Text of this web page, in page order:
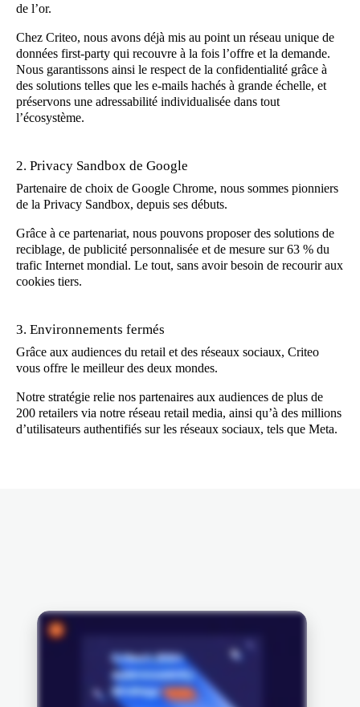
de l’or.
Chez Criteo, nous avons déjà mis au point un réseau unique de
données first-party qui recouvre à la fois l’offre et la demande.
Nous garantissons ainsi le respect de la confidentialité grâce à
des solutions telles que les e-mails hachés à grande échelle, et
préservons une adressabilité individualisée dans tout
l’écosystème.
2. Privacy Sandbox de Google
Partenaire de choix de Google Chrome, nous sommes pionniers
de la Privacy Sandbox, depuis ses débuts.
Grâce à ce partenariat, nous pouvons proposer des solutions de
reciblage, de publicité personnalisée et de mesure sur 63 % du
trafic Internet mondial. Le tout, sans avoir besoin de recourir aux
cookies tiers.
3. Environnements fermés
Grâce aux audiences du retail et des réseaux sociaux, Criteo
vous offre le meilleur des deux mondes.
Notre stratégie relie nos partenaires aux audiences de plus de
200 retailers via notre réseau retail media, ainsi qu’à des millions
d’utilisateurs authentifiés sur les réseaux sociaux, tels que Meta.